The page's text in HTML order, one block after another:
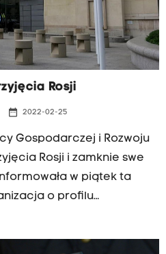
Rosji
date_range 2022-02-25
Gospodarczej i Rozwoju
Rosji i zamknie swe
w piątek ta
o profilu